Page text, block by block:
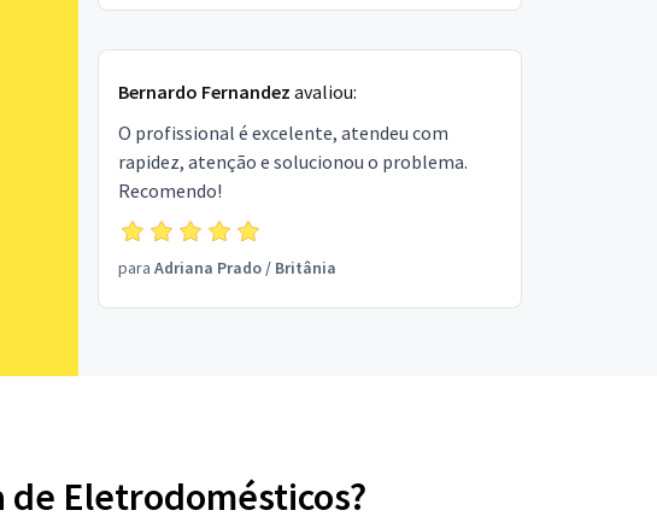
Bernardo Fernandez avaliou:
O profissional é excelente, atendeu com
rapidez, atenção e solucionou o problema.
Recomendo!
para Adriana Prado/ Britânia
de Eletrodomésticos?